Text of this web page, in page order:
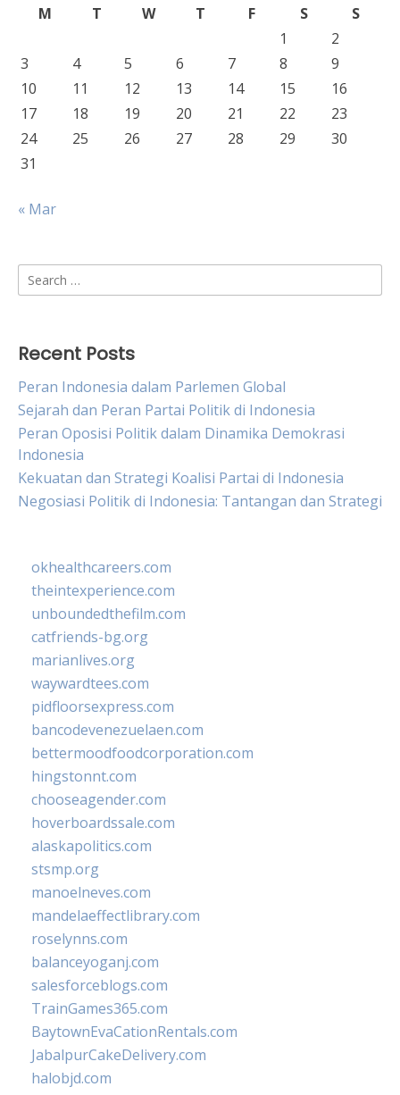
M
T W T F S
S
1
2
3
4 5 6 7 8
9
10
11 12 13 14 15
16
17
18 19 20 21 22
23
24
25 26 27 28 29
30
31
« Mar
Search
for:
Recent Posts
Peran Indonesia dalam Parlemen Global
Sejarah dan Peran Partai Politik di Indonesia
Peran Oposisi Politik dalam Dinamika Demokrasi
Indonesia
Kekuatan dan Strategi Koalisi Partai di Indonesia
Negosiasi Politik di Indonesia: Tantangan dan Strategi
okhealthcareers.com
theintexperience.com
unboundedthefilm.com
catfriends-bg.org
marianlives.org
waywardtees.com
pidfloorsexpress.com
bancodevenezuelaen.com
bettermoodfoodcorporation.com
hingstonnt.com
chooseagender.com
hoverboardssale.com
alaskapolitics.com
stsmp.org
manoelneves.com
mandelaeffectlibrary.com
roselynns.com
balanceyoganj.com
salesforceblogs.com
TrainGames365.com
BaytownEvaCationRentals.com
JabalpurCakeDelivery.com
halobjd.com